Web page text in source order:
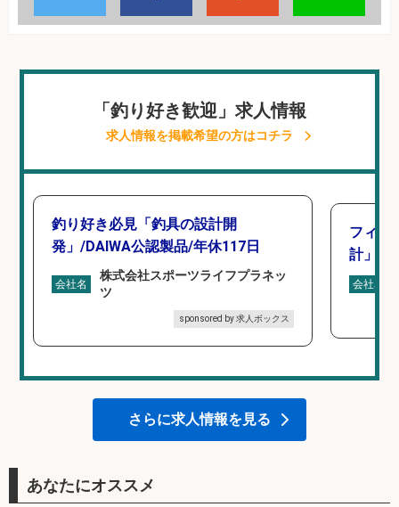
「釣り好き歓迎」求人情報
求人情報を掲載希望の方はコチラ
釣り好き必見「釣具の設計開
発」/DAIWA公認製品/年休117日
会社名
株式会社スポーツライフプラネッ
ツ
sponsored by 求人ボックス
フィッ
計」
会社名
さらに求人情報を見る
あなたにオススメ